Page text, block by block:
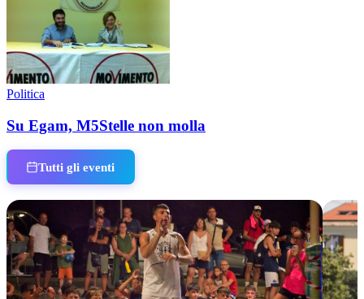
Politica
Su Egam, M5Stelle non molla
Tutti gli eventi